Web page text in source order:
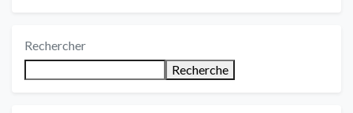
Rechercher
Recherche